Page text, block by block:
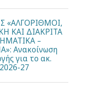
«ΑΛΓΟΡΙΘΜΟΙ,
ΚΑΙ ΔΙΑΚΡΙΤΑ
–
Ανακοίνωση
για το ακ.
27